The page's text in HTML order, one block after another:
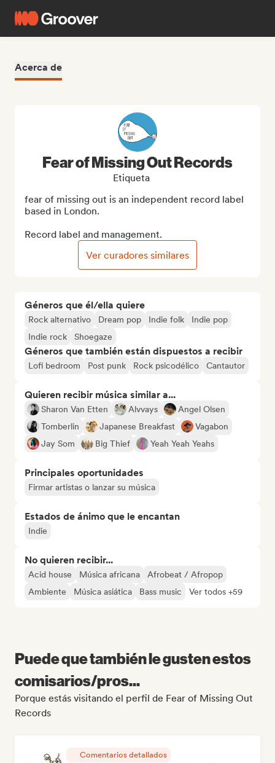
Acerca de
Géneros que él/ella quiere
Rock alternativo Dream pop Indie folk
Indie pop
Indie rock
Shoegaze
Géneros que también están dispuestos a recibir
Lofi bedroom Post punk Rock psicodélico Cantautor
Quieren recibir música similar a...
Sharon Van Etten Alvvays
Angel Olsen
Tomberlin
Japanese Breakfast
Vagabon
Jay Som
Big Thief Yeah Yeah Yeahs
Principales oportunidades
Firmar artistas o lanzar su música
Estados de ánimo que le encantan
Indie
No quieren recibir...
Acid house Música africana
Afrobeat / Afropop
Ambiente
Música asiática Bass music Ver todos +59
Fear of Missing Out Records
Etiqueta
fear of missing out is an independent record label
based in London.
Record label and management.
Ver curadores similares
Puede que también le gusten estos
comisarios/pros...
Porque estás visitando el perfil de Fear of Missing Out
Records
Comentarios detallados